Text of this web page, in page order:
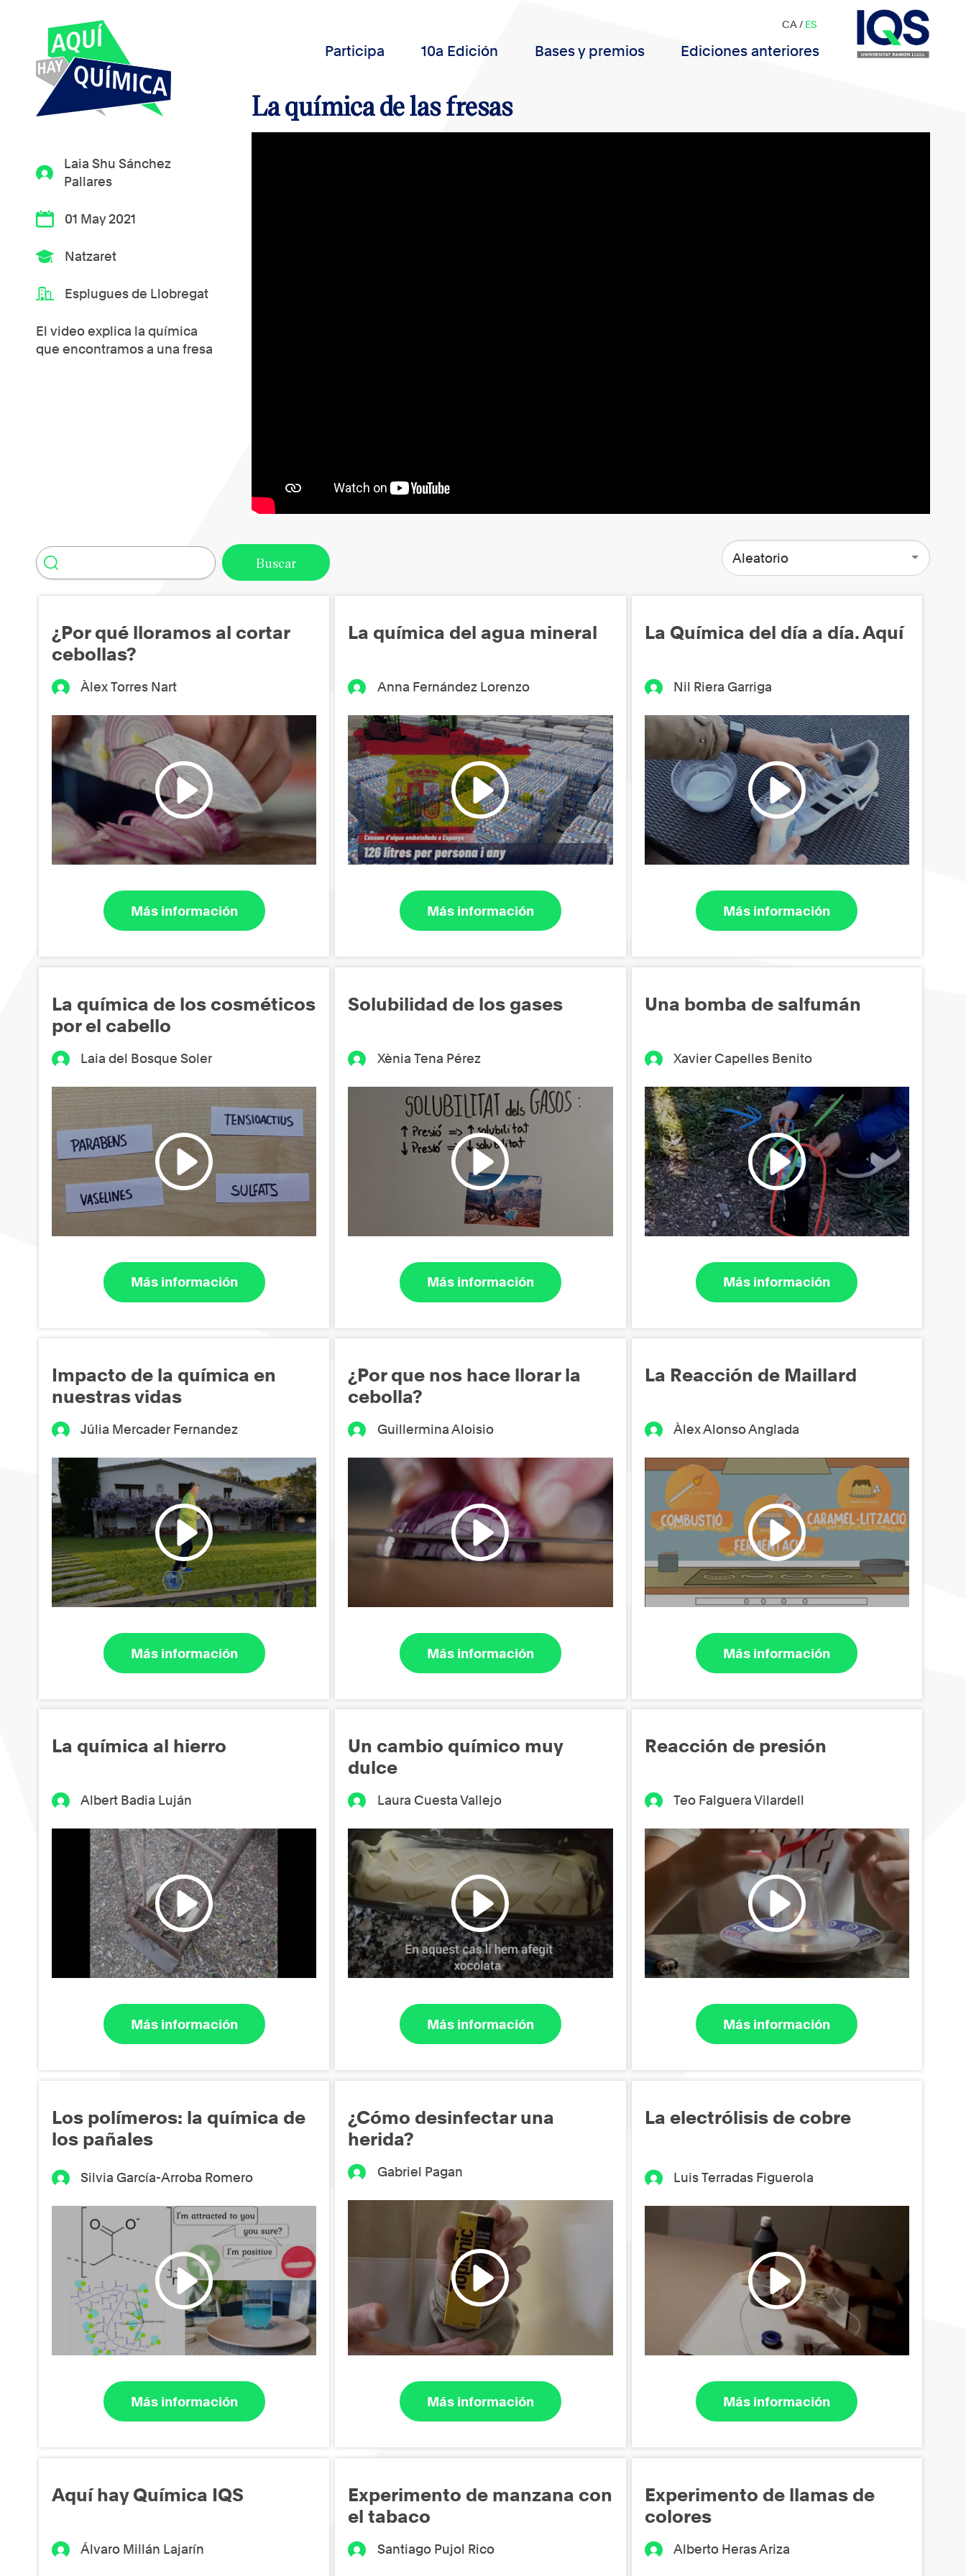
Participa 10a Edición Bases y premios Ediciones anteriores
CA/ ES
Laia Shu Sánchez
Pallares
01 May 2021
Natzaret
Esplugues de Llobregat
El video explica la química
que encontramos a una fresa
La química de las fresas
Aleatorio
¿Por qué lloramos al cortar
cebollas?
Àlex Torres Nart
Más información
La química del agua mineral
Anna Fernández Lorenzo
Más información
La Química del día a día. Aquí
Nil Riera Garriga
Más información
La química de los cosméticos
por el cabello
Laia del Bosque Soler
Más información
Solubilidad de los gases
Xènia Tena Pérez
Más información
Una bomba de salfumán
Xavier Capelles Benito
Más información
Impacto de la química en
nuestras vidas
Júlia Mercader Fernandez
Más información
¿Por que nos hace llorar la
cebolla?
Guillermina Aloisio
Más información
La Reacción de Maillard
Àlex Alonso Anglada
Más información
La química al hierro
Albert Badia Luján
Más información
Un cambio químico muy
dulce
Laura Cuesta Vallejo
Más información
Reacción de presión
Teo Falguera Vilardell
Más información
Los polímeros: la química de
los pañales
Silvia García-Arroba Romero
Más información
¿Cómo desinfectar una
herida?
Gabriel Pagan
Más información
La electrólisis de cobre
Luis Terradas Figuerola
Más información
Aquí hay Química IQS
Álvaro Millán Lajarín
Experimento de manzana con
el tabaco
Santiago Pujol Rico
Experimento de llamas de
colores
Alberto Heras Ariza